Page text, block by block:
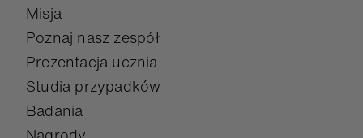
Misja
Poznaj nasz zespół
Prezentacja ucznia
Studia przypadków
Badania